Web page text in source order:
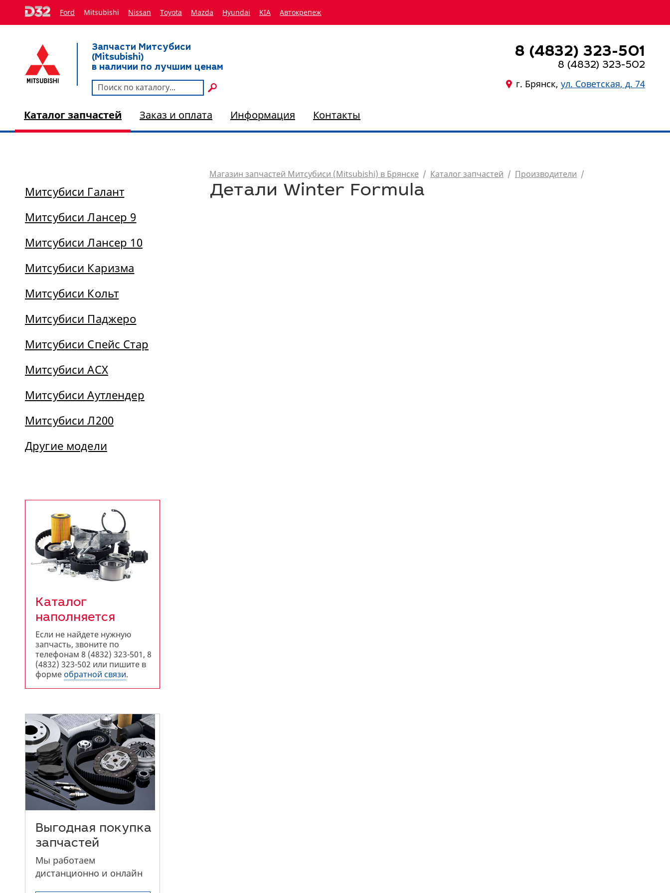
Ford Mitsubishi Nissan Toyota Мazda Hyundai KIA Автокрепеж
Запчасти Митсубиси
(Mitsubishi)
в наличии по лучшим ценам
8 (4832) 323-501
8 (4832) 323-502
г. Брянск, ул. Советская, д. 74
Каталог запчастей Заказ и оплата Информация Контакты
Митсубиси Галант
Митсубиси Лансер 9
Митсубиси Лансер 10
Митсубиси Каризма
Митсубиси Кольт
Митсубиси Паджеро
Митсубиси Спейс Стар
Митсубиси АСХ
Митсубиси Аутлендер
Митсубиси Л200
Другие модели
Каталог
наполняется
Если не найдете нужную
запчасть, звоните по
телефонам 8 (4832) 323-501, 8
(4832) 323-502 или пишите в
форме обратной связи.
Выгодная покупка
запчастей
Мы работаем
дистанционно и онлайн
Магазин запчастей Митсубиси (Mitsubishi) в Брянске / Каталог запчастей / Производители /
Детали Winter Formula